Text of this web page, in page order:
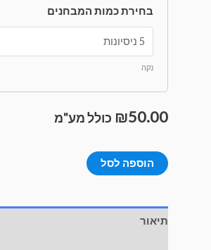
בחירת כמות המבחנים
₪50.00 כולל מע"מ
הוספה לסל
תיאור